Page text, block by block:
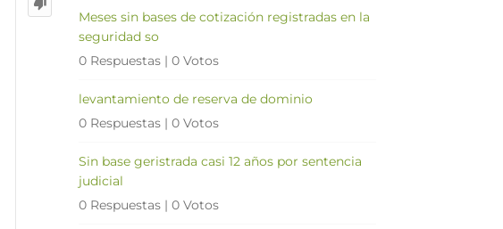
Meses sin bases de cotización registradas en la
seguridad so
0 Respuestas | 0 Votos
levantamiento de reserva de dominio
0 Respuestas | 0 Votos
Sin base geristrada casi 12 años por sentencia
judicial
0 Respuestas | 0 Votos